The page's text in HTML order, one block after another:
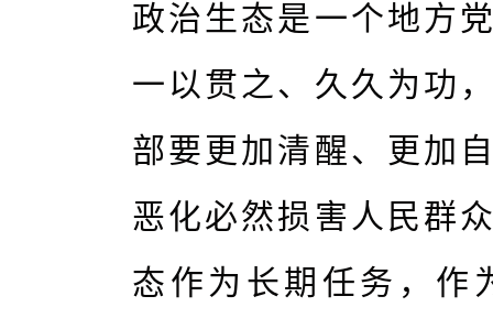
政治生态是一个地方
一以贯之、久久为功
部要更加清醒、更加
恶化必然损害人民群
态作为长期任务，作